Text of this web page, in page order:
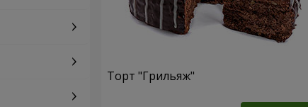
Торт "Грильяж"